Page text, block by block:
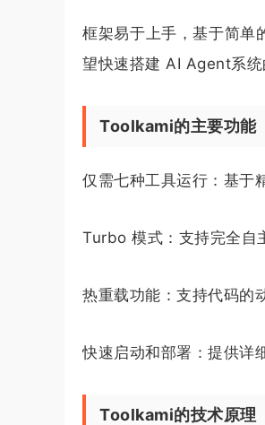
框架易于上手，基于简单
望快速搭建 AI Agent系统
Toolkami的主要功能
仅需七种工具运行：基于
Turbo 模式：支持完全自
热重载功能：支持代码的
快速启动和部署：提供详
Toolkami的技术原理